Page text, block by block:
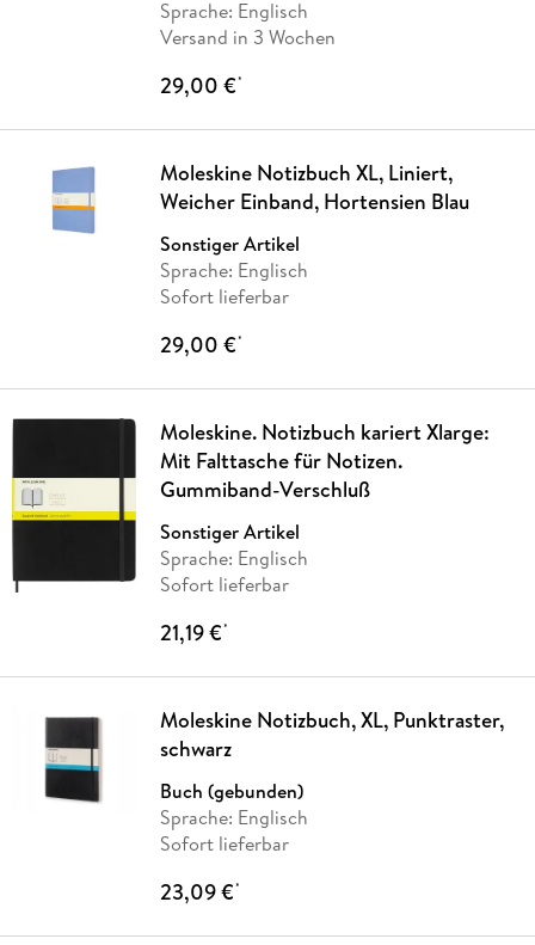
Sprache: Englisch
Versand in 3 Wochen
29,00 €*
Moleskine Notizbuch XL, Liniert,
Weicher Einband, Hortensien Blau
Sonstiger Artikel
Sprache: Englisch
Sofort lieferbar
29,00 €*
Moleskine. Notizbuch kariert Xlarge:
Mit Falttasche für Notizen.
Gummiband-Verschluß
Sonstiger Artikel
Sprache: Englisch
Sofort lieferbar
21,19 €*
Moleskine Notizbuch, XL, Punktraster,
schwarz
Buch (gebunden)
Sprache: Englisch
Sofort lieferbar
23,09 €*